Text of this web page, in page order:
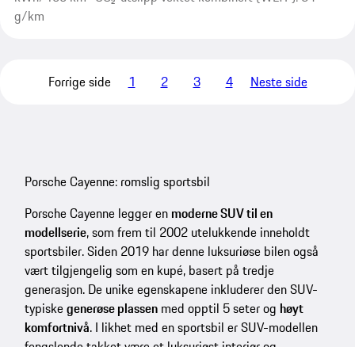
g/km
Forrige side 1 2 3 4 Neste side
Porsche Cayenne: romslig sportsbil
Porsche Cayenne legger en moderne SUV til en
modellserie, som frem til 2002 utelukkende inneholdt
sportsbiler. Siden 2019 har denne luksuriøse bilen også
vært tilgjengelig som en kupé, basert på tredje
generasjon. De unike egenskapene inkluderer den SUV-
typiskegenerøse plassen med opptil 5 seter og høyt
komfortnivå. I likhet med en sportsbil er SUV-modellen